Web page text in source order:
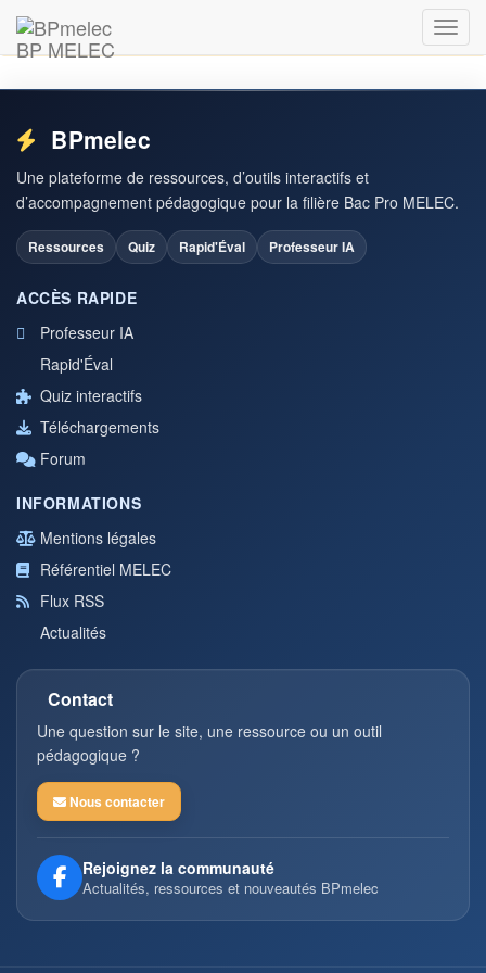
BP MELEC
Vous devez être connecté.
BPmelec
Une plateforme de ressources, d’outils interactifs et
d’accompagnement pédagogique pour la filière Bac Pro MELEC.
Ressources Quiz Rapid'Éval Professeur IA
ACCÈS RAPIDE
Professeur IA
Rapid'Éval
Quiz interactifs
Téléchargements
Forum
INFORMATIONS
Mentions légales
Référentiel MELEC
Flux RSS
Actualités
Contact
Une question sur le site, une ressource ou un outil
pédagogique ?
Nous contacter
Rejoignez la communauté
Actualités, ressources et nouveautés BPmelec